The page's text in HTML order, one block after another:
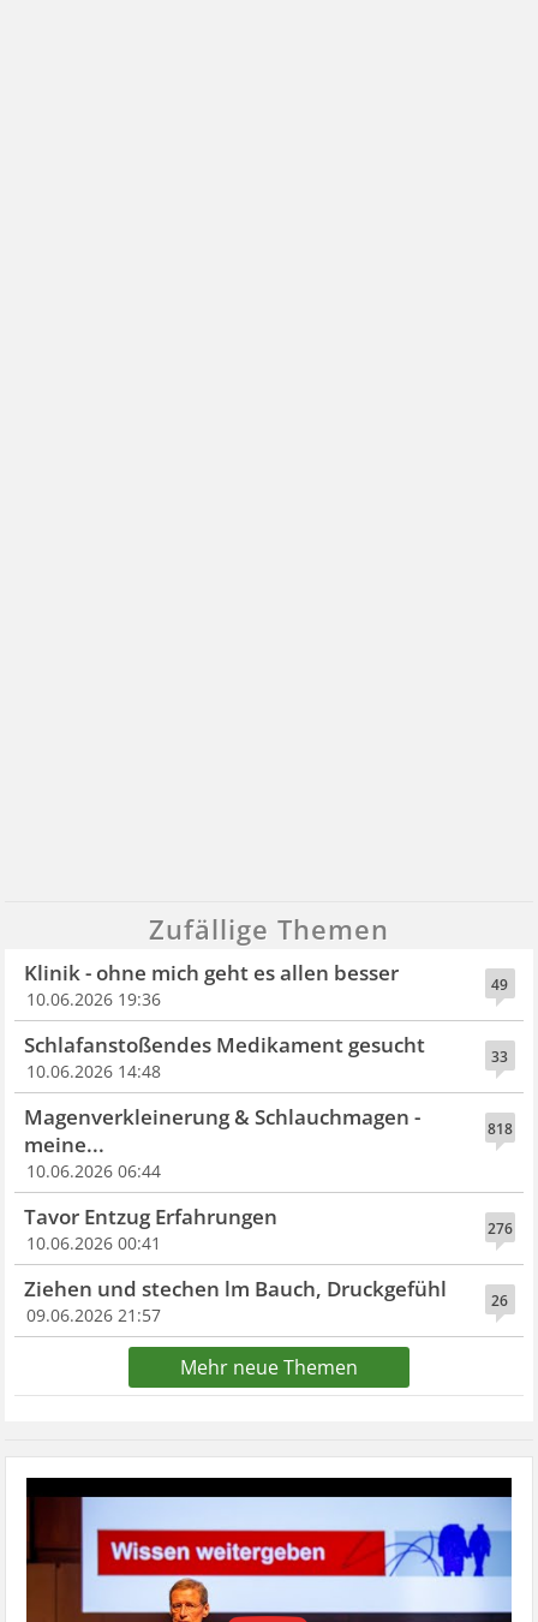
Zufällige Themen
49
Klinik - ohne mich geht es allen besser
10.06.2026 19:36
33
Schlafanstoßendes Medikament gesucht
10.06.2026 14:48
818
Magenverkleinerung & Schlauchmagen -
meine...
10.06.2026 06:44
276
Tavor Entzug Erfahrungen
10.06.2026 00:41
26
Ziehen und stechen lm Bauch, Druckgefühl
09.06.2026 21:57
Mehr neue Themen